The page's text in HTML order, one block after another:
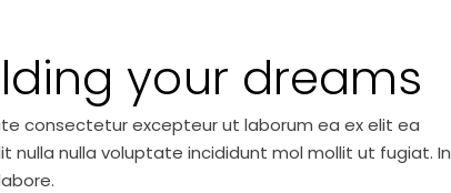
your dreams
consectetur excepteur ut laborum ea ex elit ea
nulla voluptate incididunt mol mollit ut fugiat. In